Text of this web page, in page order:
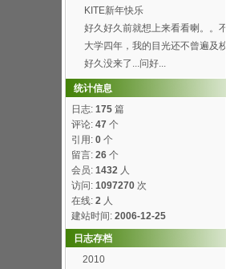
KITE新年快乐
好久好久前就想上来看看喇。。不
过总是打开了首页进不...
大学四年，我的目光还不曾遍及校
园的每个角落，就快要...
好久没来了...问好...
统计信息
日志: 175 篇
评论: 47 个
引用: 0 个
留言: 26 个
会员: 1432 人
访问: 1097270 次
在线: 2 人
建站时间: 2006-12-25
日志存档
2010